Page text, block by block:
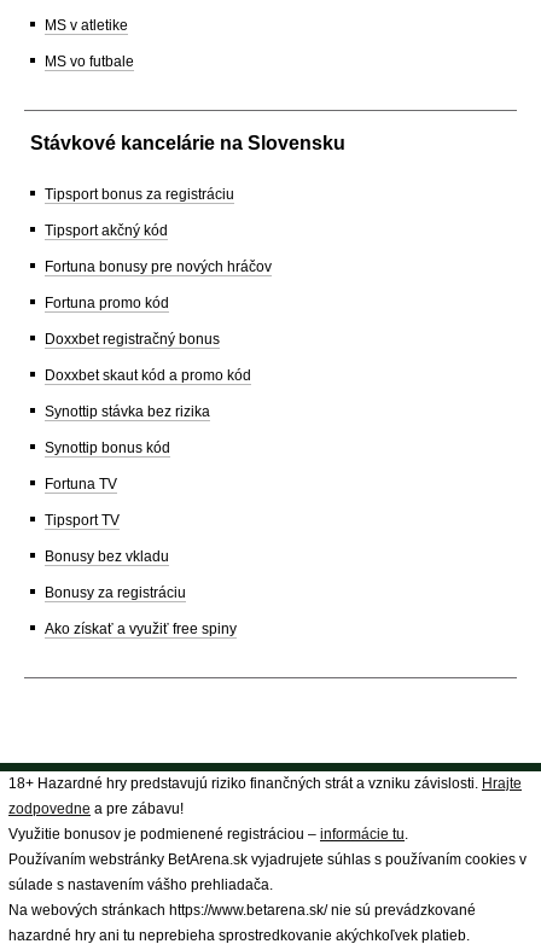
MS v atletike
MS vo futbale
Stávkové kancelárie na Slovensku
Tipsport bonus za registráciu
Tipsport akčný kód
Fortuna bonusy pre nových hráčov
Fortuna promo kód
Doxxbet registračný bonus
Doxxbet skaut kód a promo kód
Synottip stávka bez rizika
Synottip bonus kód
Fortuna TV
Tipsport TV
Bonusy bez vkladu
Bonusy za registráciu
Ako získať a využiť free spiny
18+ Hazardné hry predstavujú riziko finančných strát a vzniku závislosti. Hrajte
zodpovedne a pre zábavu!
Využitie bonusov je podmienené registráciou – informácie tu.
Používaním webstránky BetArena.sk vyjadrujete súhlas s používaním cookies v
súlade s nastavením vášho prehliadača.
Na webových stránkach https://www.betarena.sk/ nie sú prevádzkované
hazardné hry ani tu neprebieha sprostredkovanie akýchkoľvek platieb.